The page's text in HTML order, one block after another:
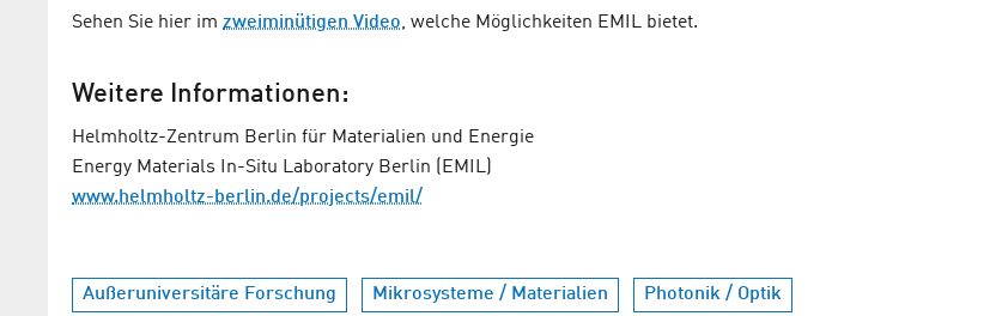
Sehen Sie hier im zweiminütigen Video, welche Möglichkeiten EMIL bietet.
Weitere Informationen:
Helmholtz-Zentrum Berlin für Materialien und Energie
Energy Materials In-Situ Laboratory Berlin (EMIL)
www.helmholtz-berlin.de/projects/emil/
Außeruniversitäre Forschung Mikrosysteme / Materialien Photonik / Optik